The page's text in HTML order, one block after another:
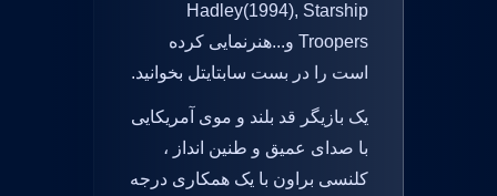
Hadley(1994), Starship
Troopers و...هنرنمایی کرده
است را در بست سابتایتل بخوانید.
یک بازیگر قد بلند و موی آمریکایی
با صدای عمیق و طنین انداز ،
کلنسی براون با یک همکاری درجه